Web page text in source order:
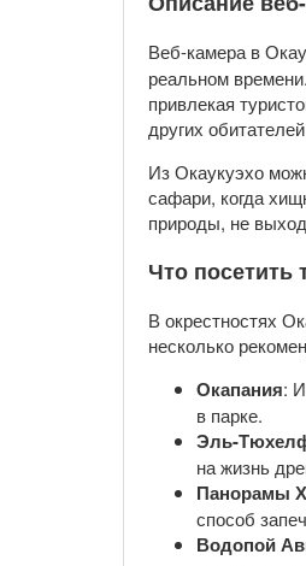
Веб-камера в
реальном
привлекая
других
Из Окаукуэхо
сафари, когда
природы, не
Что посетить
В окрестностях
несколько
Окапания:
в парке.
Эль-
на жизнь
Панорамы
способ
Водопой